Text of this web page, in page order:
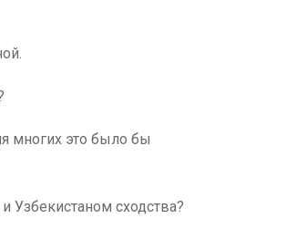
многих это было бы
Узбекистаном сходства?